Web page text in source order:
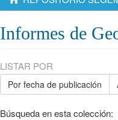
Informes de
LISTAR POR
Por fecha de publicación
Búsqueda en esta colección: